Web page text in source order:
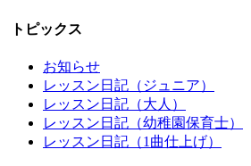
トピックス
お知らせ
レッスン日記（ジュニア）
レッスン日記（大人）
レッスン日記（幼稚園保育士）
レッスン日記（1曲仕上げ）